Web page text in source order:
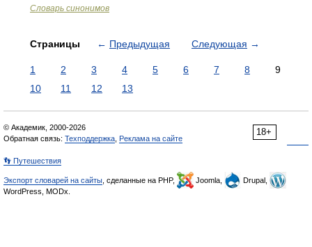
Словарь синонимов
Страницы ← Предыдущая Следующая →
1 2 3 4 5 6 7 8
9
10
11 12 13
18+
© Академик, 2000-2026
Обратная связь: Техподдержка Реклама на сайте
👣 Путешествия
Экспорт словарей на сайты , сделанные на PHP, Joomla,
Drupal,
WordPress, MODx.